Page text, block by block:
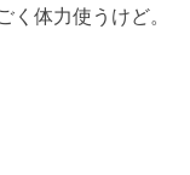
体力使うけど。